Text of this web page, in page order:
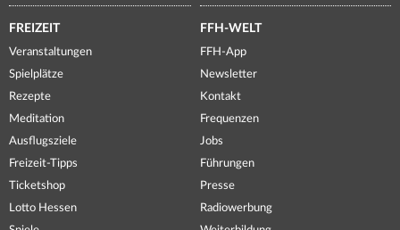
FREIZEIT
Veranstaltungen
Spielplätze
Rezepte
Meditation
Ausflugsziele
Freizeit-Tipps
Ticketshop
Lotto Hessen
FFH-WELT
FFH-App
Newsletter
Kontakt
Frequenzen
Jobs
Führungen
Presse
Radiowerbung